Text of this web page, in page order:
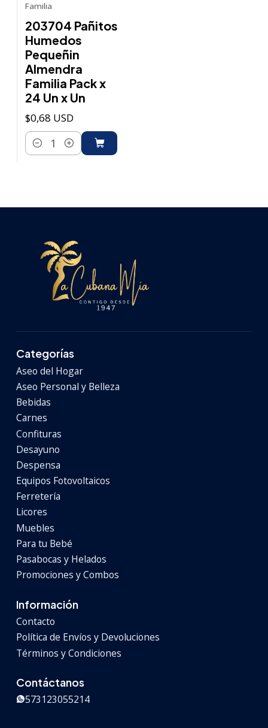
Familia
203704 Pañitos
Humedos
Pequeñin
Almendra
Familia Pack x
24 Un x Un
$0,68 USD
Cantidad
Categorías
Aseo del Hogar
Aseo Personal y Belleza
Bebidas
Carnes
Confituras
Desayuno
Despensa
Equipos Fotovoltaicos
Ferretería
Licores
Muebles
Para tu Bebé
Pasabocas y Helados
Promociones y Combos
Información
Contacto
Política de Envíos y Devoluciones
Términos y Condiciones
Contáctanos
573123055214